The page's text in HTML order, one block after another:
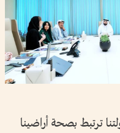
ترتبط بصحة أراضينا